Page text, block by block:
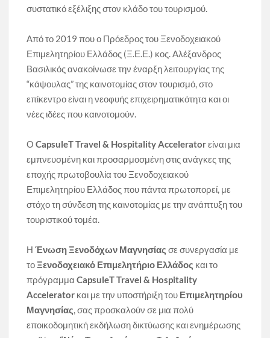
συστατικό εξέλιξης στον κλάδο του τουρισμού.
Από το 2019 που ο Πρόεδρος του Ξενοδοχειακού
Επιμελητηρίου Ελλάδος (Ξ.Ε.Ε.) κος. Αλέξανδρος
Βασιλικός ανακοίνωσε την έναρξη λειτουργίας της
“κάψουλας” της καινοτομίας στον τουρισμό, στο
επίκεντρο είναι η νεοφυής επιχειρηματικότητα και οι
νέες ιδέες που καινοτομούν.
ΟCapsuleT Travel & Hospitality Acceleratorείναι μια
εμπνευσμένη και προσαρμοσμένη στις ανάγκες της
εποχής πρωτοβουλία του Ξενοδοχειακού
Επιμελητηρίου Ελλάδος που πάντα πρωτοπορεί, με
στόχο τη σύνδεση της καινοτομίας με την ανάπτυξη του
τουριστικού τομέα.
ΗΈνωση Ξενοδόχων Μαγνησίαςσε συνεργασία με
τοΞενοδοχειακό Επιμελητήριο Ελλάδος και το
πρόγραμμαCapsuleT Travel & Hospitality
Accelerator και με την υποστήριξη του Επιμελητηρίου
Μαγνησίας, σας προσκαλούν σε μια πολύ
εποικοδομητική εκδήλωση δικτύωσης και ενημέρωσης